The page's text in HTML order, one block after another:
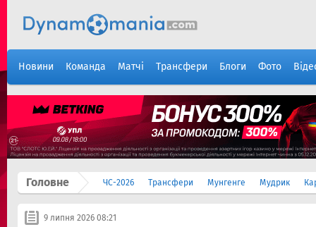
Новини Команда Матчі Трансфери Блоги Фото
Головне ЧС-2026 Трансфери Мунгенге Мудрик
9 липня 2026 08:21